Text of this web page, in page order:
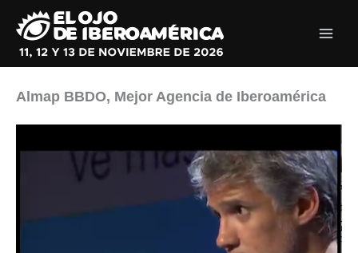
contenido
Almap BBDO, Mejor Agencia de Iberoamérica